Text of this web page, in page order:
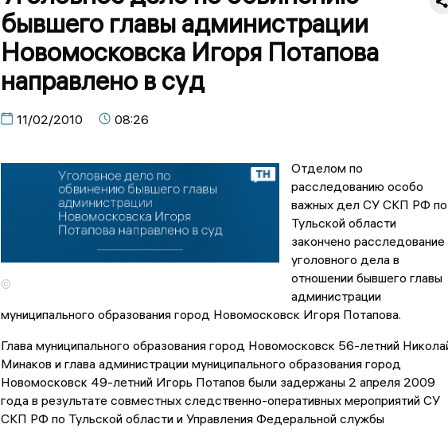
бывшего главы администрации
Новомосковска Игоря Потапова
направлено в суд
11/02/2010 08:26
©
Отделом по
расследованию особо
важных дел СУ СКП РФ по
Тульской области
закончено расследование
уголовного дела в
отношении бывшего главы
администрации
муниципального образования город Новомосковск Игоря Потапова.
Глава муниципального образования город Новомосковск 56-летний
Минаков и глава администрации муниципального образования город
Новомосковск 49-летний Игорь Потапов были задержаны 2 апреля 2009
года в результате совместных следственно-оперативных мероприятий СУ
СКП РФ по Тульской области и Управления Федеральной службы